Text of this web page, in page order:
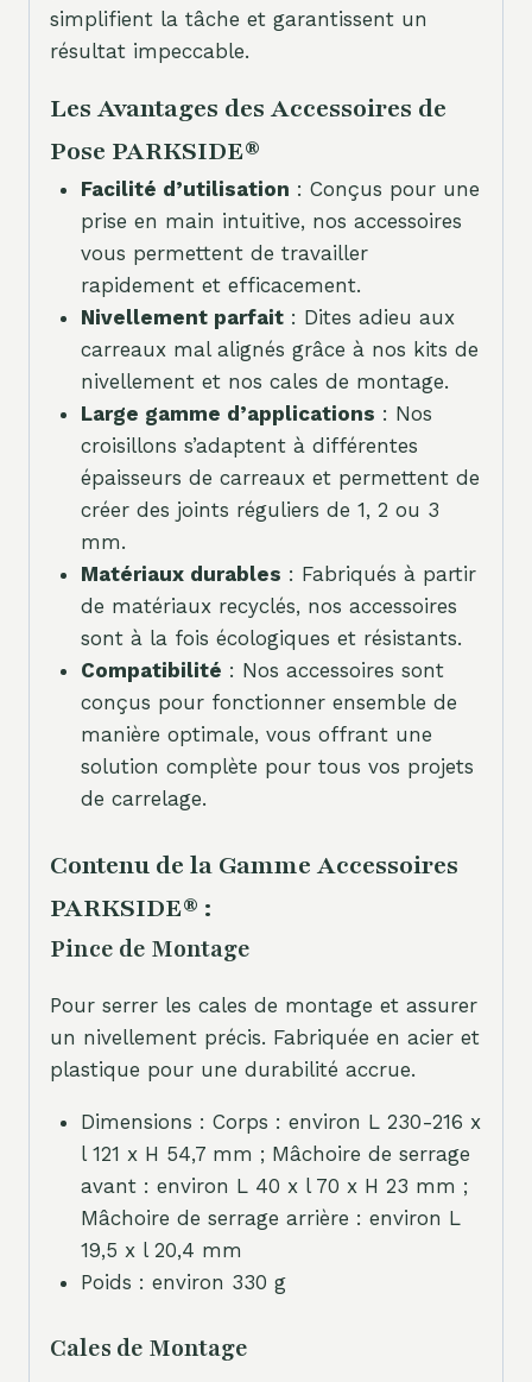
simplifient la tâche et garantissent un
résultat impeccable.
Les Avantages des Accessoires de
Pose PARKSIDE®
Facilité d’utilisation : Conçus pour une
prise en main intuitive, nos accessoires
vous permettent de travailler
rapidement et efficacement.
Nivellement parfait: Dites adieu aux
carreaux mal alignés grâce à nos kits de
nivellement et nos cales de montage.
Large gamme d’applications : Nos
croisillons s’adaptent à différentes
épaisseurs de carreaux et permettent de
créer des joints réguliers de 1, 2 ou 3
mm.
Matériaux durables : Fabriqués à partir
de matériaux recyclés, nos accessoires
sont à la fois écologiques et résistants.
Compatibilité : Nos accessoires sont
conçus pour fonctionner ensemble de
manière optimale, vous offrant une
solution complète pour tous vos projets
de carrelage.
Contenu de la Gamme Accessoires
PARKSIDE® :
Pince de Montage
Pour serrer les cales de montage et assurer
un nivellement précis. Fabriquée en acier et
plastique pour une durabilité accrue.
Dimensions : Corps : environ L 230-216 x
l 121 x H 54,7 mm ; Mâchoire de serrage
avant : environ L 40 x l 70 x H 23 mm ;
Mâchoire de serrage arrière : environ L
19,5 x l 20,4 mm
Poids : environ 330 g
Cales de Montage